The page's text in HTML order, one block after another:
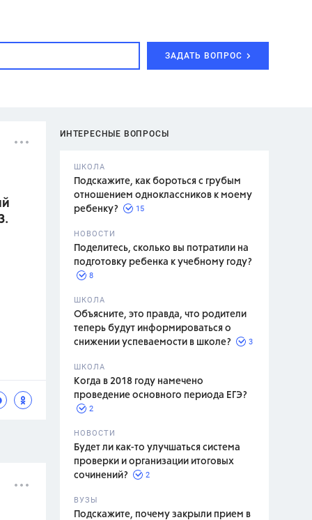
ЗАДАТЬ ВОПРОС
ИНТЕРЕСНЫЕ ВОПРОСЫ
ШКОЛА
Подскажите, как бороться с грубым
отношением одноклассников к моему
ребенку?
15
НОВОСТИ
Поделитесь, сколько вы потратили на
подготовку ребенка к учебному году?
8
ШКОЛА
Объясните, это правда, что родители
теперь будут информироваться о
снижении успеваемости в школе?
3
ШКОЛА
Когда в 2018 году намечено
проведение основного периода ЕГЭ?
2
НОВОСТИ
Будет ли как-то улучшаться система
проверки и организации итоговых
сочинений?
2
ВУЗЫ
Подскажите, почему закрыли прием в